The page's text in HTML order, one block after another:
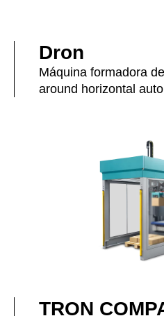
Dron
Máquina formadora
around horizontal
TRON